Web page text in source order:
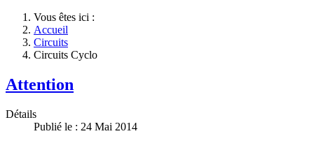
Vous êtes ici :
Accueil
Circuits
Circuits Cyclo
Attention
Détails
Publié le : 24 Mai 2014